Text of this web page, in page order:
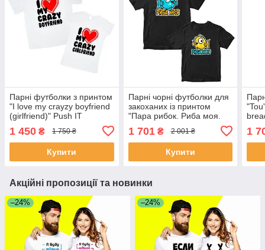
Парні футболки з принтом
"I love my crayzy boyfriend
(girlfriend)" Push IT
1 450 ₴ 1 750 ₴
Купити
Парні чорні футболки для
закоханих із принтом
"Пара рибок. Риба моя.
Синя і жовта рибки" Push
IT
1 701₴ 2 001 ₴
Купити
1
Акційні пропозиції та новинки
–24% –24%